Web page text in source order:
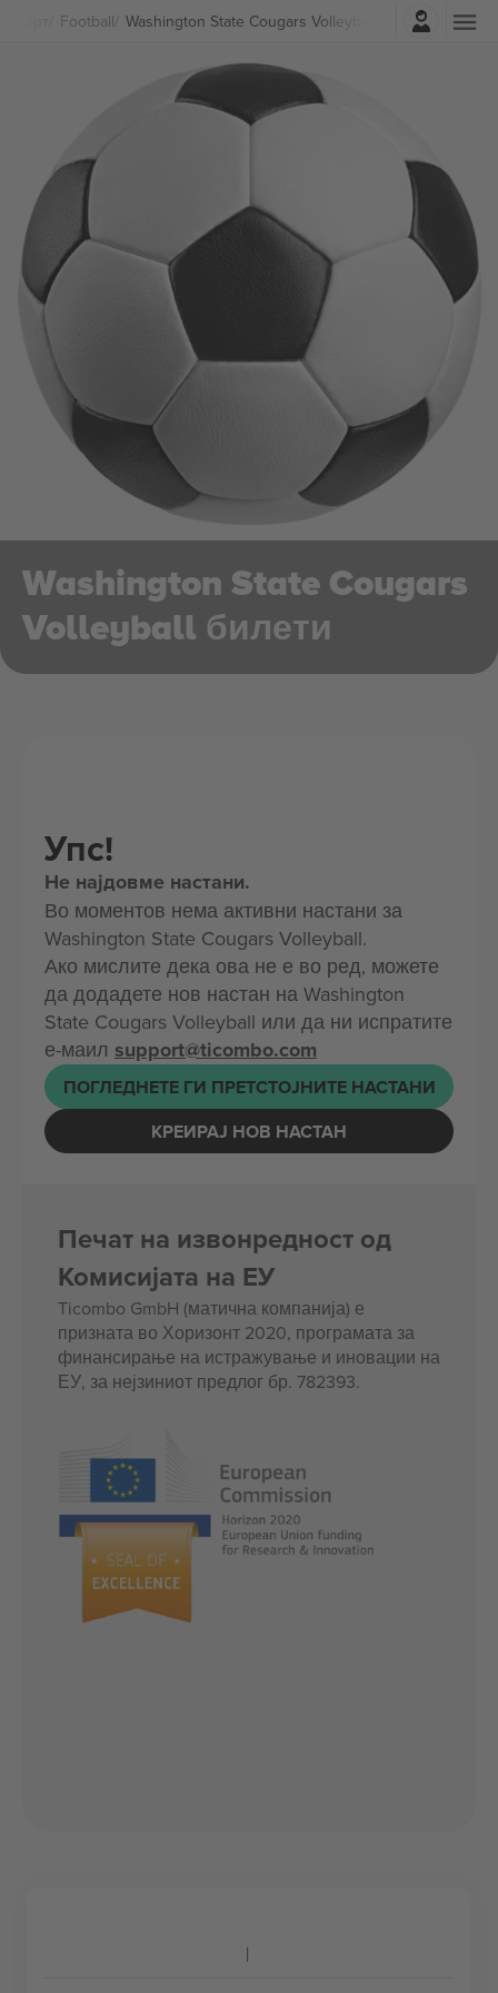
Football Washington State Cougars Volleyball Билети
Најави се
Washington State Cougars
Volleyball билети
Упс!
Не најдовме настани.
Во моментов нема активни настани за
Washington State Cougars Volleyball.
Ако мислите дека ова не е во ред, можете
да додадете нов настан на Washington
State Cougars Volleyball или да ни испратите
е-маил support@ticombo.com
ПОГЛЕДНЕТЕ ГИ ПРЕТСТОЈНИТЕ НАСТАНИ
КРЕИРАЈ НОВ НАСТАН
Печат на извонредност од
Комисијата на ЕУ
Ticombo GmbH (матична компанија) е
призната во Хоризонт 2020, програмата за
финансирање на истражување и иновации на
ЕУ, за нејзиниот предлог бр. 782393.